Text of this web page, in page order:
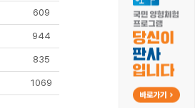
609
944
835
1069